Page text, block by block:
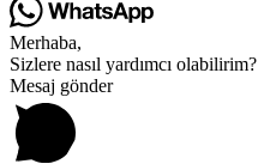
Merhaba,
Sizlere nasıl yardımcı olabilirim?
Mesaj gönder